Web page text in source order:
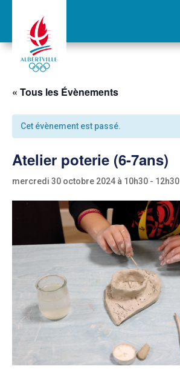
« Tous les Évènements
Cet évènement est passé.
Atelier poterie (6-7ans)
mercredi 30 octobre 2024 à 10h30 - 12h30